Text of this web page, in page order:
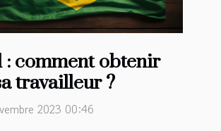
: comment obtenir
travailleur ?
2023 00:46